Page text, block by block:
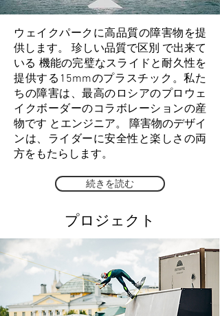
ウェイクパークに高品質の障害物を提
供します。 珍しい品質で区別 で出来て
いる 機能の完璧なスライドと耐久性を
提供する15mmのプラスチック。私た
ちの障害は、最高のロシアのプロウェ
イクボーダーのコラボレーションの産
物です とエンジニア。 障害物のデザイ
ンは、ライダーに安全性と楽しさの両
方をもたらします。
続きを読む
プロジェクト